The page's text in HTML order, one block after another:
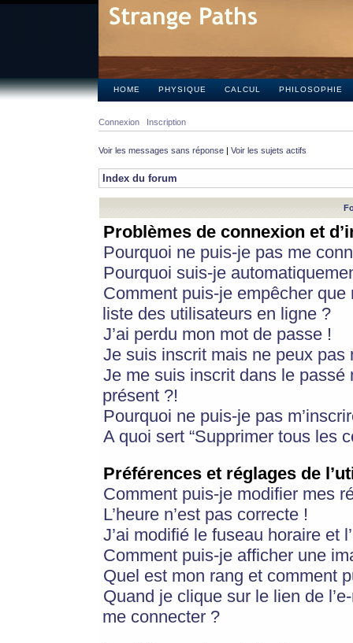
HOME PHYSIQUE CALCUL PHILOSOPHIE
Connexion Inscription
Voir les messages sans réponse | Voir les sujets actifs
Index du forum
Problèmes de connexion et
Pourquoi ne puis-je pas me
Pourquoi suis-je
Comment puis-je empêcher
liste des utilisateurs en ligne ?
J’ai perdu mon mot de passe !
Je suis inscrit mais ne peux pas
Je me suis inscrit dans le
présent ?!
Pourquoi ne puis-je pas
A quoi sert “Supprimer tous les
Préférences et réglages de
Comment puis-je modifier mes
L’heure n’est pas correcte !
J’ai modifié le fuseau horaire et
Comment puis-je afficher une
Quel est mon rang et comment
Quand je clique sur le lien de
me connecter ?